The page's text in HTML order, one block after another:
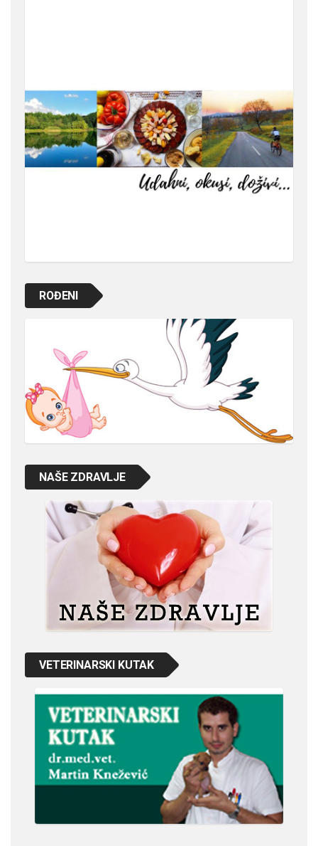
ROĐENI
NAŠE ZDRAVLJE
VETERINARSKI KUTAK